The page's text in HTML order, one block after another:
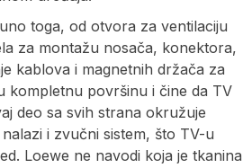
toga, od otvora za ventilaciju
za montažu nosača, konektora,
kablova i magnetnih držača za
kompletnu površinu i čine da TV
deo sa svih strana okružuje
i zvučni sistem, što TV-u
Loewe ne navodi koja je tkanina